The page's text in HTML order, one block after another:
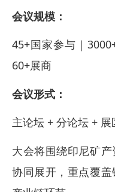
会议规模：
45+国家参与｜
60+展商
会议形式：
主论坛 + 分论坛 +
大会将围绕印尼矿
协同展开，重点覆